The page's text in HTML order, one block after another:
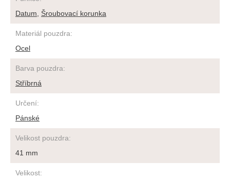
Datum
Šroubovací korunka
Materiál pouzdra:
Ocel
Barva pouzdra:
Stříbrná
Určení:
Pánské
Velikost pouzdra:
41 mm
Velikost: